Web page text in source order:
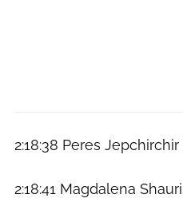
2:18:38 Peres
2:18:41 Magdalena